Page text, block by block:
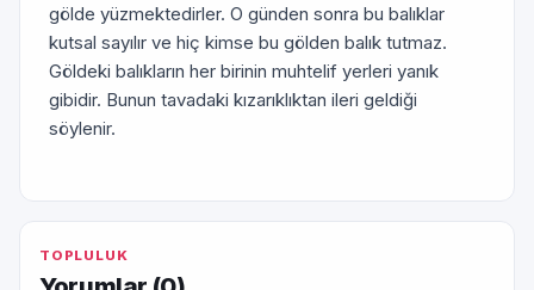
gölde yüzmektedirler. O günden sonra bu balıklar
kutsal sayılır ve hiç kimse bu gölden balık tutmaz.
Göldeki balıkların her birinin muhtelif yerleri yanık
gibidir. Bunun tavadaki kızarıklıktan ileri geldiği
söylenir.
TOPLULUK